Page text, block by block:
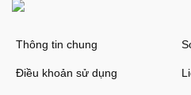
Thông tin chung
Điều khoản sử dụng